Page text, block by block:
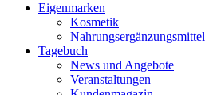
Eigenmarken
Kosmetik
Nahrungsergänzungsmittel
Tagebuch
News und Angebote
Veranstaltungen